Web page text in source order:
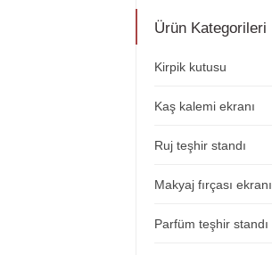
Ürün Kategorileri
Kirpik kutusu
Kaş kalemi ekranı
Ruj teşhir standı
Makyaj fırçası ekranı
Parfüm teşhir standı